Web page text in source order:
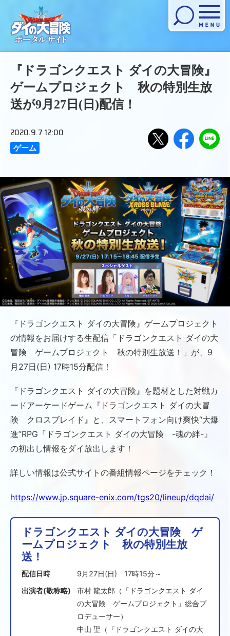
『ドラゴンクエスト ダイの大冒険』
ゲームプロジェクト 秋の特別生放
送が9月27日(日)配信！
2020.9.7 12:00
ゲーム
アす
る
ェア
する
くる
『ドラゴンクエスト ダイの大冒険』ゲームプロジェクト
の情報をお届けする生配信「ドラゴンクエスト ダイの大
冒険 ゲームプロジェクト 秋の特別生放送！」が、9
月27日(日) 17時15分配信！
『ドラゴンクエスト ダイの大冒険』を題材とした対戦カ
ードアーケードゲーム『ドラゴンクエスト ダイの大冒
険 クロスブレイド』と、スマートフォン向け爽快“大爆
進”RPG『ドラゴンクエスト ダイの大冒険 -魂の絆-』
の初出し情報をダイ放出します！
詳しい情報は公式サイトの番組情報ページをチェック！
https://www.jp.square-enix.com/tgs20/lineup/dqdai/
ドラゴンクエスト ダイの大冒険 ゲ
ームプロジェクト 秋の特別生放
送！
配信日時
9月27日(日) 17時15分～
出演者(敬称略)
市村 龍太郎（「ドラゴンクエスト ダイ
の大冒険 ゲームプロジェクト」総合プ
ロデューサー）
中山 聖（『ドラゴンクエスト ダイの大